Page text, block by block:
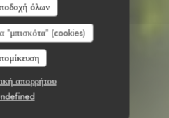
όλων
"μπισκότα" (cookies)
απορρήτου